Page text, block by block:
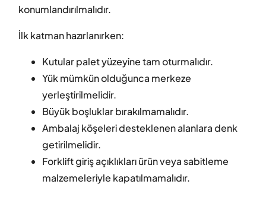
konumlandırılmalıdır.
İlk katman hazırlanırken:
Kutular palet yüzeyine tam oturmalıdır.
Yük mümkün olduğunca merkeze
yerleştirilmelidir.
Büyük boşluklar bırakılmamalıdır.
Ambalaj köşeleri desteklenen alanlara denk
getirilmelidir.
Forklift giriş açıklıkları ürün veya sabitleme
malzemeleriyle kapatılmamalıdır.